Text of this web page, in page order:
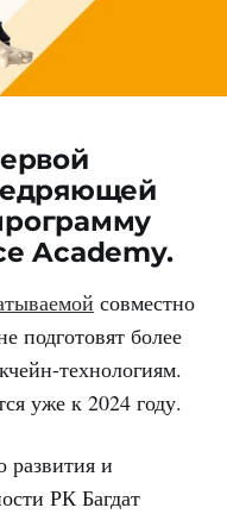
Academy.
совместно
подготовят более
технологиям.
уже к 2024 году.
развития и
РК Багдат